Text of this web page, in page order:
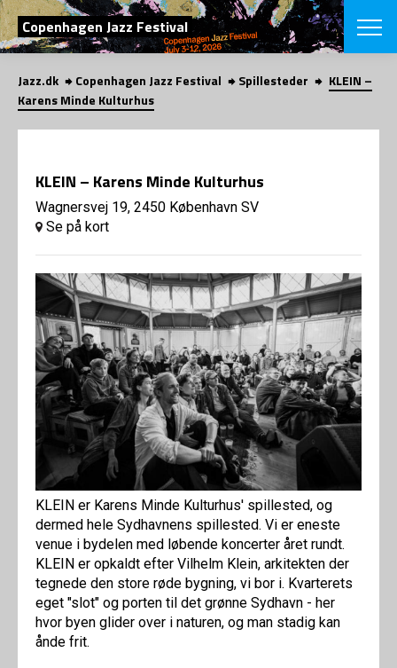
SØG
Copenhagen Jazz Festival
English
Om
Om
Kontakt
Om fonden
Om
SHOP
Jazz.dk Copenhagen Jazz Festival Spillesteder
KLEIN –
Karens Minde Kulturhus
KLEIN – Karens Minde Kulturhus
Wagnersvej 19, 2450 København SV
Se på kort
KLEIN er Karens Minde Kulturhus' spillested, og
dermed hele Sydhavnens spillested. Vi er eneste
venue i bydelen med løbende koncerter året rundt.
KLEIN er opkaldt efter Vilhelm Klein, arkitekten der
tegnede den store røde bygning, vi bor i. Kvarterets
eget "slot" og porten til det grønne Sydhavn - her
hvor byen glider over i naturen, og man stadig kan
ånde frit.